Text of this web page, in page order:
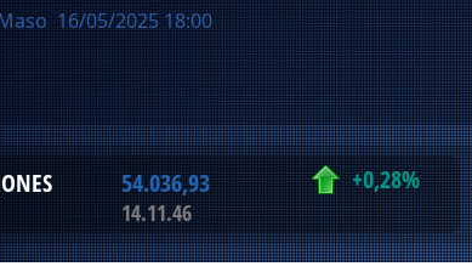
Maso16/05/2025 18:00
54.036,93
14.11.46
+0,28%